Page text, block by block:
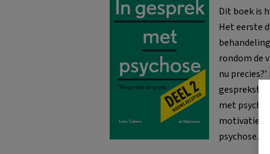
Dit boek is
Het eerste
rondom de
nu
met
motivatie
psychose.